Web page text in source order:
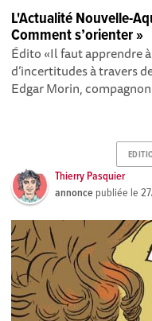
L'Actualité Nouvelle-
Comment s’orienter »
Édito «Il faut apprendre
d’incertitudes à travers
Edgar Morin,
Thierry Pasquier
annonce publiée le